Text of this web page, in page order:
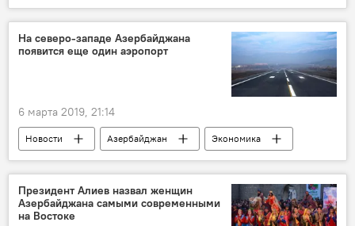
Экономика
Политика
Агсу
землетрясение
На северо-западе Азербайджана
появится еще один аэропорт
6 марта 2019, 21:14
Новости Азербайджан
Экономика
ЖИЗНЬ
аэропорт Шеки
Президент Алиев назвал женщин
Азербайджана самыми современными
на Востоке